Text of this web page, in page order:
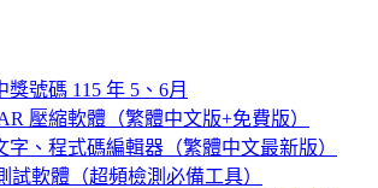
號碼 115 年 5、6月
壓縮軟體（繁體中文版+免費版）
字、程式碼編輯器（繁體中文最新版）
試軟體（超頻檢測必備工具）